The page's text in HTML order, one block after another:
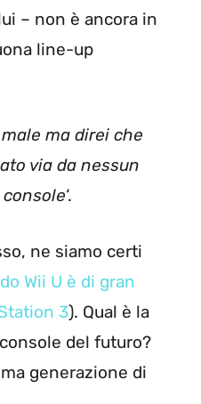
– non è ancora in
line-up
ma direi che
via da nessun
‘.
ne siamo certi
Wii U è di gran
3). Qual è la
del futuro?
generazione di